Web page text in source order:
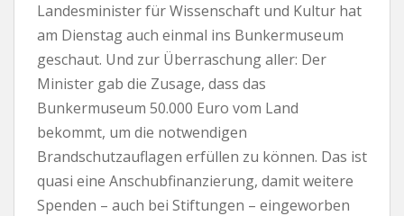
Landesminister für Wissenschaft und Kultur hat
am Dienstag auch einmal ins Bunkermuseum
geschaut. Und zur Überraschung aller: Der
Minister gab die Zusage, dass das
Bunkermuseum 50.000 Euro vom Land
bekommt, um die notwendigen
Brandschutzauflagen erfüllen zu können. Das ist
quasi eine Anschubfinanzierung, damit weitere
Spenden – auch bei Stiftungen – eingeworben